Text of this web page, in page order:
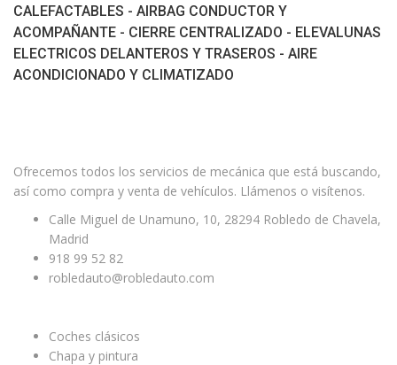
CALEFACTABLES - AIRBAG CONDUCTOR Y
ACOMPAÑANTE - CIERRE CENTRALIZADO - ELEVALUNAS
ELECTRICOS DELANTEROS Y TRASEROS - AIRE
ACONDICIONADO Y CLIMATIZADO
Ofrecemos todos los servicios de mecánica que está buscando,
así como compra y venta de vehículos. Llámenos o visítenos.
Calle Miguel de Unamuno, 10, 28294 Robledo de Chavela,
Madrid
918 99 52 82
robledauto@robledauto.com
Coches clásicos
Chapa y pintura